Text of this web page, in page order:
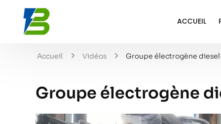
ACCUEIL
Accueil Vidéos Groupe électrogène diesel
Groupe électrogène